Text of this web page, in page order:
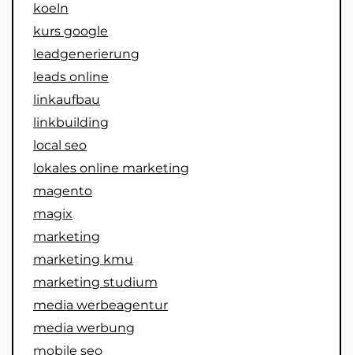
koeln
kurs google
leadgenerierung
leads online
linkaufbau
linkbuilding
local seo
lokales online marketing
magento
magix
marketing
marketing kmu
marketing studium
media werbeagentur
media werbung
mobile seo